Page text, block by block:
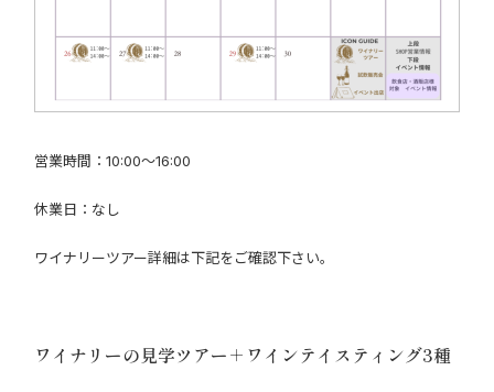
営業時間：10:00～16:00
休業日：なし
ワイナリーツアー詳細は下記をご確認下さい。
ワイナリーの見学ツアー＋ワインテイスティング3種